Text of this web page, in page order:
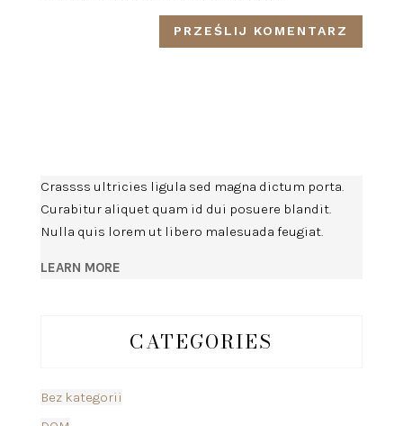
Crassss ultricies ligula sed magna dictum porta.
Curabitur aliquet quam id dui posuere blandit.
Nulla quis lorem ut libero malesuada feugiat.
LEARN MORE
CATEGORIES
Bez kategorii